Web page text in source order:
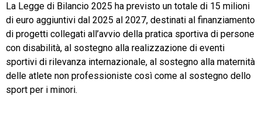
La Legge di Bilancio 2025 ha previsto un totale di 15 milioni
di euro aggiuntivi dal 2025 al 2027, destinati al finanziamento
di progetti collegati all’avvio della pratica sportiva di persone
con disabilità, al sostegno alla realizzazione di eventi
sportivi di rilevanza internazionale, al sostegno alla maternità
delle atlete non professioniste così come al sostegno dello
sport per i minori.